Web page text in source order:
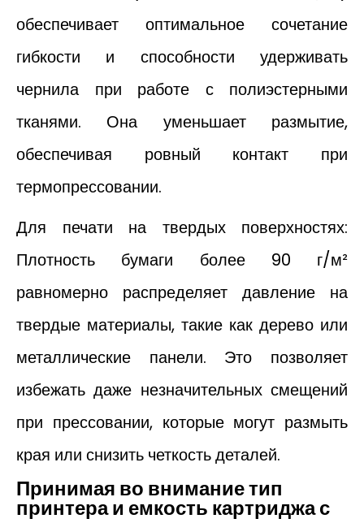
обеспечивает оптимальное сочетание
гибкости и способности удерживать
чернила при работе с полиэстерными
тканями. Она уменьшает размытие,
обеспечивая ровный контакт при
термопрессовании.
Для печати на твердых поверхностях:
Плотность бумаги более 90 г/м²
равномерно распределяет давление на
твердые материалы, такие как дерево или
металлические панели. Это позволяет
избежать даже незначительных смещений
при прессовании, которые могут размыть
края или снизить четкость деталей.
Принимая во внимание тип
принтера и емкость картриджа с